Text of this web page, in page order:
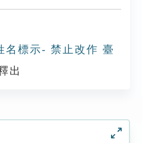
名標示- 禁止改作 臺
出